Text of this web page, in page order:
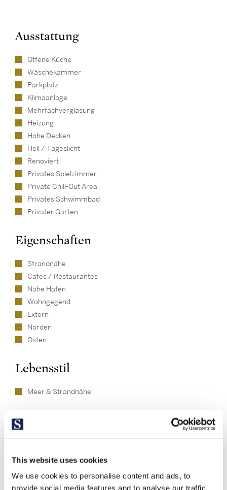
This website uses cookies
We use cookies to personalise content and ads, to
provide social media features and to analyse our traffic.
Ausstattung
Offene Küche
Wäschekammer
Parkplatz
Klimaanlage
Mehrfachverglasung
Heizung
Hohe Decken
Hell / Tageslicht
Renoviert
Privates Spielzimmer
Private Chill-Out Area
Privates Schwimmbad
Privater Garten
Eigenschaften
Strandnähe
Cafes / Restaurantes
Nähe Hafen
Wohngegend
Extern
Norden
Osten
Lebensstil
Meer & Strandnähe